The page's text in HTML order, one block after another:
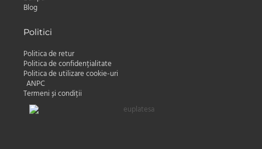
Blog
Politici
Politica de retur
Politica de confidențialitate
Politica de utilizare cookie-uri
ANPC
Termeni și condiții